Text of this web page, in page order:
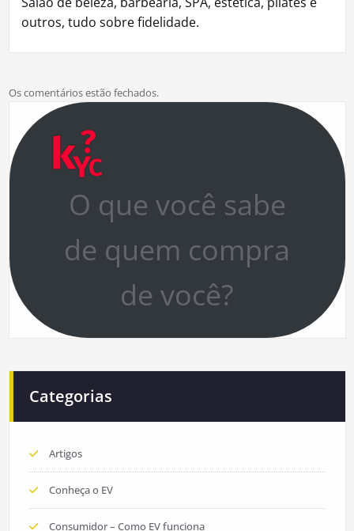
outros, tudo sobre fidelidade.
Os comentários estão fechados.
O que você sabe
de quem compra
de você?
Categorias
Artigos
Conheça o EV
Consumidor – Como EV funciona